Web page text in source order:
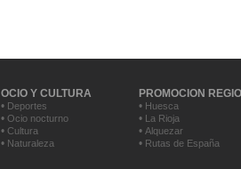
OCIO Y CULTURA PROMOCION
• Deportes • Huesca
• Ocio nocturno • La Rioja
• Cultura • Alquezar
• Naturaleza • Rutas de España